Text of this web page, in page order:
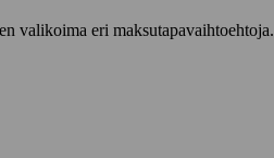
valikoima eri maksutapavaihtoehtoja.